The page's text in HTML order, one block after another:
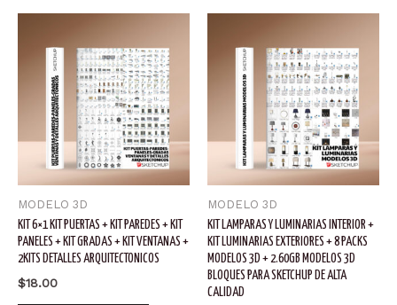
MODELO 3D
KIT 6×1 KIT PUERTAS + KIT PAREDES + KIT
PANELES + KIT GRADAS + KIT VENTANAS +
2KITS DETALLES ARQUITECTONICOS
$18.00
MODELO 3D
KIT LAMPARAS Y LUMINARIAS INTERIOR +
KIT LUMINARIAS EXTERIORES + 8 PACKS
MODELOS 3D + 2.60GB MODELOS 3D
BLOQUES PARA SKETCHUP DE ALTA
CALIDAD